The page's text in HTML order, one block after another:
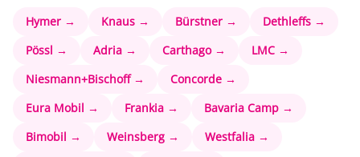
Hymer → Knaus → Bürstner →
Dethleffs →
Pössl →
Adria → Carthago →
LMC →
Niesmann+Bischoff →
Concorde →
Eura Mobil →
Frankia →
Bavaria Camp →
Bimobil →
Weinsberg →
Westfalia →